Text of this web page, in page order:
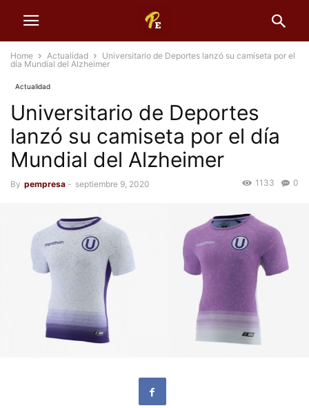
Home Actualidad
Universitario de Deportes lanzó su camiseta por el
día Mundial del Alzheimer
Actualidad
Universitario de Deportes
lanzó su camiseta por el día
Mundial del Alzheimer
By pempresa - septiembre 9, 2020 0
1133